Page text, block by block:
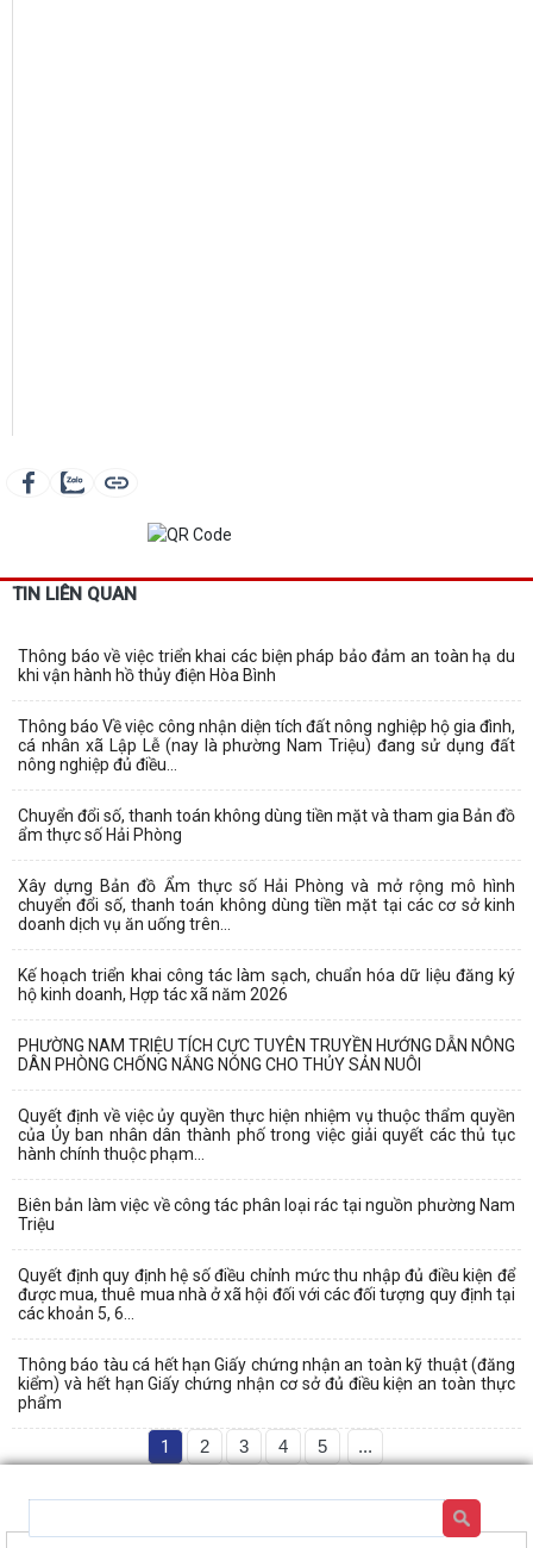
TIN LIÊN QUAN
Thông báo về việc triển khai các biện pháp bảo đảm an toàn hạ du
khi vận hành hồ thủy điện Hòa Bình
Thông báo Về việc công nhận diện tích đất nông nghiệp hộ gia đình,
cá nhân xã Lập Lễ (nay là phường Nam Triệu) đang sử dụng đất
nông nghiệp đủ điều...
Chuyển đổi số, thanh toán không dùng tiền mặt và tham gia Bản đồ
ẩm thực số Hải Phòng
Xây dựng Bản đồ Ẩm thực số Hải Phòng và mở rộng mô hình
chuyển đổi số, thanh toán không dùng tiền mặt tại các cơ sở kinh
doanh dịch vụ ăn uống trên...
Kế hoạch triển khai công tác làm sạch, chuẩn hóa dữ liệu đăng ký
hộ kinh doanh, Hợp tác xã năm 2026
PHƯỜNG NAM TRIỆU TÍCH CỰC TUYÊN TRUYỀN HƯỚNG DẪN NÔNG
DÂN PHÒNG CHỐNG NẮNG NÓNG CHO THỦY SẢN NUÔI
Quyết định về việc ủy quyền thực hiện nhiệm vụ thuộc thẩm quyền
của Ủy ban nhân dân thành phố trong việc giải quyết các thủ tục
hành chính thuộc phạm...
Biên bản làm việc về công tác phân loại rác tại nguồn phường Nam
Triệu
Quyết định quy định hệ số điều chỉnh mức thu nhập đủ điều kiện để
được mua, thuê mua nhà ở xã hội đối với các đối tượng quy định tại
các khoản 5, 6...
Thông báo tàu cá hết hạn Giấy chứng nhận an toàn kỹ thuật (đăng
kiểm) và hết hạn Giấy chứng nhận cơ sở đủ điều kiện an toàn thực
phẩm
1 2 3 4 5 ...